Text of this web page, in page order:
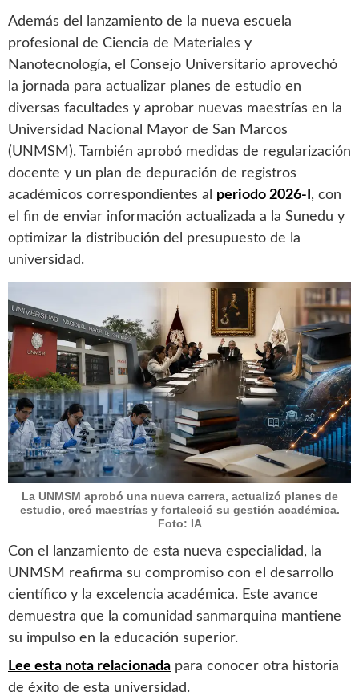
Además del lanzamiento de la nueva escuela
profesional de Ciencia de Materiales y
Nanotecnología, el Consejo Universitario aprovechó
la jornada para actualizar planes de estudio en
diversas facultades y aprobar nuevas maestrías en la
Universidad Nacional Mayor de San Marcos
(UNMSM). También aprobó medidas de regularización
docente y un plan de depuración de registros
académicos correspondientes al periodo 2026-I , con
el fin de enviar información actualizada a la Sunedu y
optimizar la distribución del presupuesto de la
universidad.
La UNMSM aprobó una nueva carrera, actualizó planes de
estudio, creó maestrías y fortaleció su gestión académica.
Foto: IA
Con el lanzamiento de esta nueva especialidad, la
UNMSM reafirma su compromiso con el desarrollo
científico y la excelencia académica. Este avance
demuestra que la comunidad sanmarquina mantiene
su impulso en la educación superior.
Lee esta nota relacionada para conocer otra historia
de éxito de esta universidad.